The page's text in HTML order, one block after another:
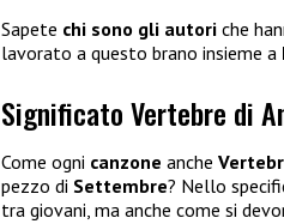
Sapete chi sono gli autori che
lavorato a questo brano insieme a
Significato Vertebre di
Come ogni canzone anche
pezzo di Settembre? Nello
tra giovani, ma anche come si